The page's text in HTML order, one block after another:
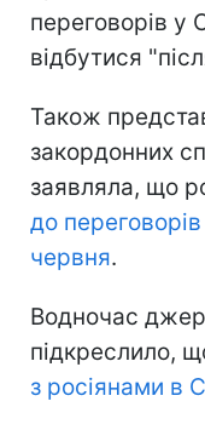
переговорів у
відбутися
Також
закордонних
заявляла, що
до
червня.
Водночас
підкреслило,
з росіянами в